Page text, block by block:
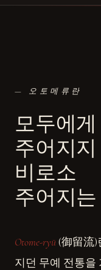
— 오토메류란
모두에게
주어지
비로소
주어지는
Otome-ryū (御留流)
지던 무예 전통을